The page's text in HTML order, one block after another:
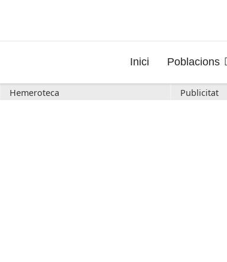
Inici Poblacions
Hemeroteca Publicitat